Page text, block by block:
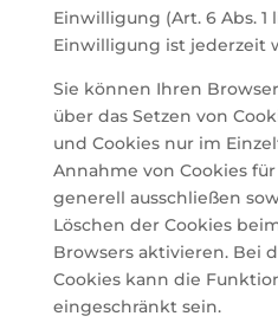
Einwilligung (Art. 6 Abs. 1
Einwilligung ist jederzeit
Sie können Ihren
über das Setzen von
und Cookies nur im
Annahme von Cookies
generell ausschließen
Löschen der Cookies
Browsers aktivieren. Bei
Cookies kann die
eingeschränkt sein.